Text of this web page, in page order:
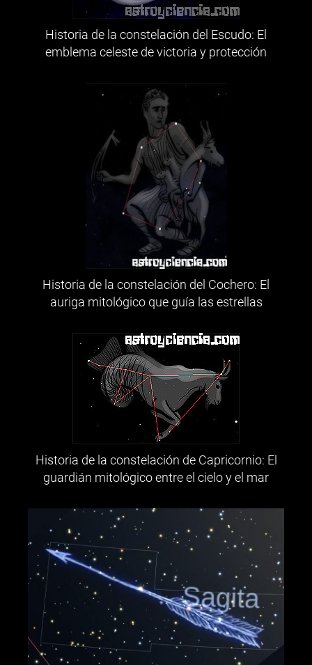
Historia de la constelación del Escudo: El
emblema celeste de victoria y protección
Historia de la constelación del Cochero: El
auriga mitológico que guía las estrellas
Historia de la constelación de Capricornio: El
guardián mitológico entre el cielo y el mar